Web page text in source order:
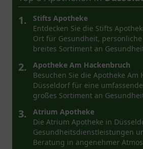
1.
Stifts Apotheke
Entdecken Sie die Stifts
Ort für Gesundheit,
breites Sortiment an
2.
Apotheke Am Hackenbruch
Besuchen Sie die Apotheke Am
Düsseldorf für eine
großes Sortiment an
3.
Atrium Apotheke
Die Atrium Apotheke in
Gesundheitsdienstleistungen
Beratung in angenehmer